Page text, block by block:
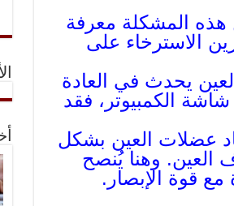
هذه المشكلة معرفة
الاسترخاء على
يحدث في العادة
شاشة الكمبيوتر، فقد
عضلات العين بشكل
وهنا يُنصح
قوة الإبصار.